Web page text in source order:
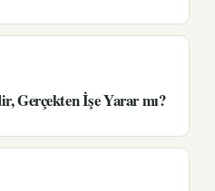
Gerçekten İşe Yarar mı?